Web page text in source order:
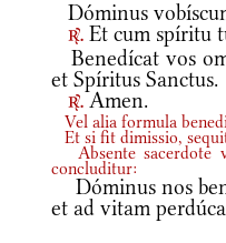
Dóminus
r. Et cum spíritu
Benedícat vos
et Spíritus Sanctus.
r.Amen.
Vel alia formula
Et si fit dimissio,
Absente sacerdote
concluditur:
Dóminus nos
et ad vitam